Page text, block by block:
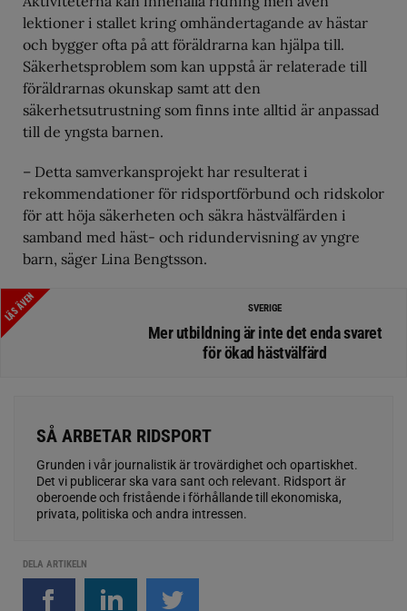
lektioner i stallet kring omhändertagande av hästar
och bygger ofta på att föräldrarna kan hjälpa till.
Säkerhetsproblem som kan uppstå är relaterade till
föräldrarnas okunskap samt att den
säkerhetsutrustning som finns inte alltid är anpassad
till de yngsta barnen.
– Detta samverkansprojekt har resulterat i
rekommendationer för ridsportförbund och ridskolor
för att höja säkerheten och säkra hästvälfärden i
samband med häst- och ridundervisning av yngre
barn, säger Lina Bengtsson.
LÄS ÄVEN SVERIGE
Mer utbildning är inte det enda svaret
för ökad hästvälfärd
SÅ ARBETAR RIDSPORT
Grunden i vår journalistik är trovärdighet och opartiskhet.
Det vi publicerar ska vara sant och relevant. Ridsport är
oberoende och fristående i förhållande till ekonomiska,
privata, politiska och andra intressen.
DELA ARTIKELN